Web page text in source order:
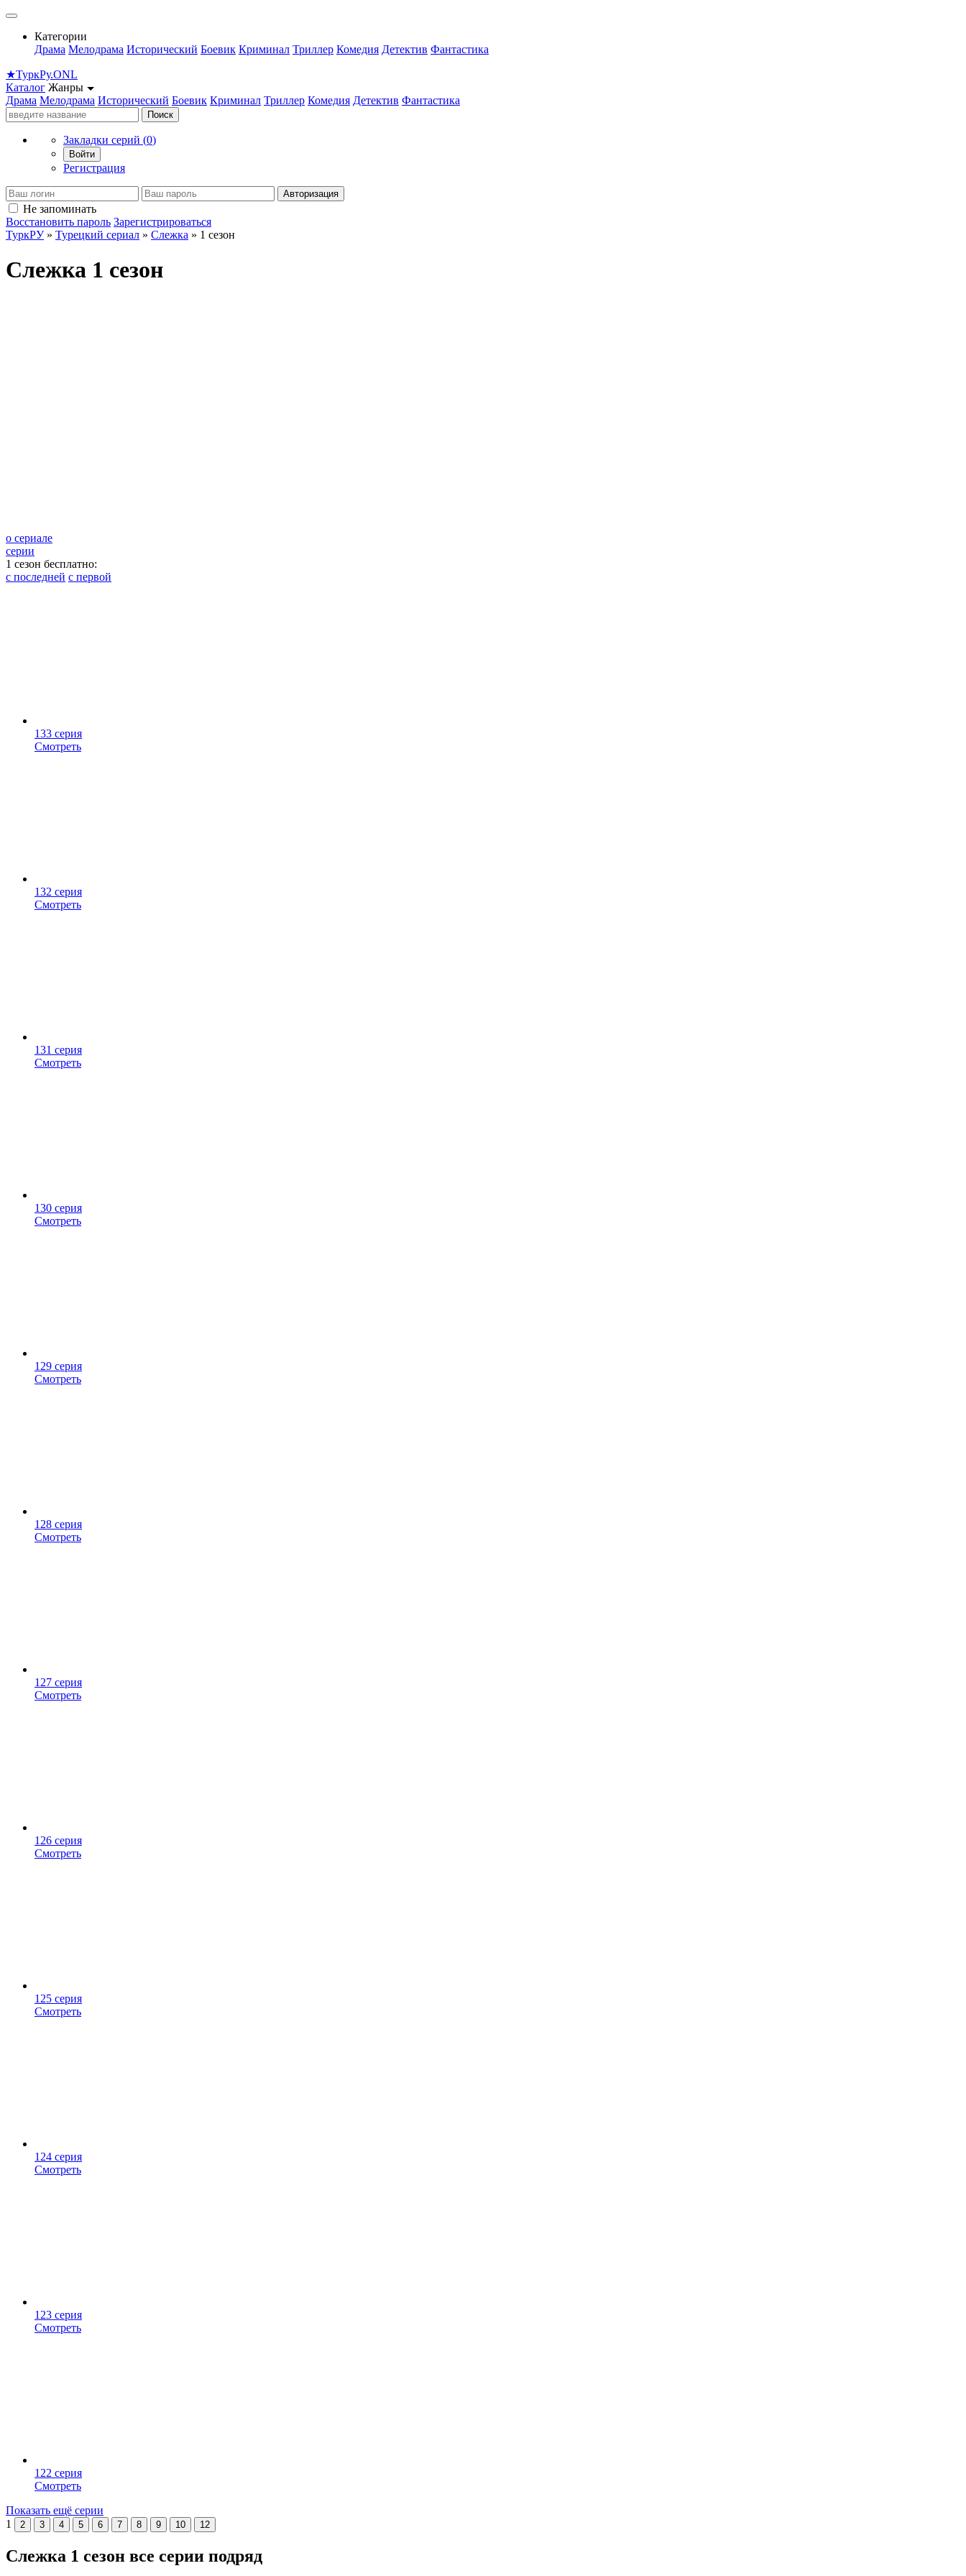
Категории
Драма Мелодрама Исторический Боевик Криминал Триллер Комедия Детектив Фантастика
★ТуркРу.ONL
Каталог Жанры
Драма Мелодрама Исторический Боевик Криминал Триллер Комедия Детектив Фантастика
Поиск
Закладки серий (0)
Войти
Регистрация
Авторизация
Не запоминать
Восстановить пароль Зарегистрироваться
ТуркРУ» Турецкий сериал » Слежка » 1 сезон
Слежка 1 сезон
о сериале
серии
1 сезон бесплатно:
с последней с первой
133 серия
Смотреть
132 серия
Смотреть
131 серия
Смотреть
130 серия
Смотреть
129 серия
Смотреть
128 серия
Смотреть
127 серия
Смотреть
126 серия
Смотреть
125 серия
Смотреть
124 серия
Смотреть
123 серия
Смотреть
122 серия
Смотреть
Показать ещё серии
1
2 3 4 5 6 7 8 9 10 12
Слежка 1 сезон все серии подряд